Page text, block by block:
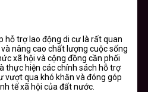
hỗ trợ lao động di cư là rất quan
nâng cao chất lượng cuộc sống
xã hội và cộng đồng cần phối
thực hiện các chính sách hỗ trợ
vượt qua khó khăn và đóng góp
tế xã hội của đất nước.